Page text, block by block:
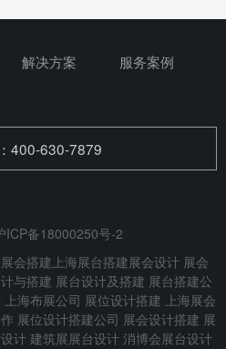
解决方案
服务案例
400-630-7879
ICP备18000250号-2
展会搭建 上海展台搭建展会设计 展会
与搭建 展台设计及搭建 展台搭建公
海布展公司 展位设计搭建 上海展会
展位设计搭建公司 展会设计搭建 展
计 建筑展展台设计 消博会展台设计